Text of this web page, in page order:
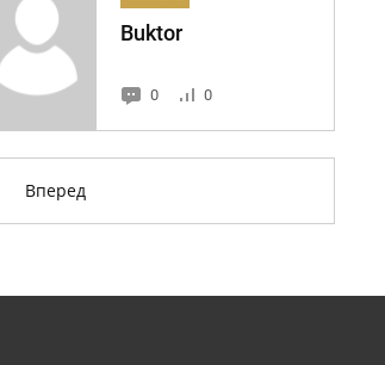
Buktor
0 0
Вперед